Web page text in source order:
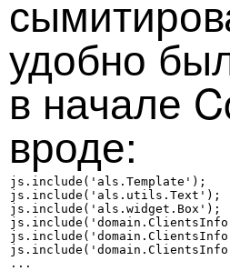
удобно
в начале
вроде:
js.include('als.Template');
js.include('als.utils.Text');
js.include('als.widget.Box');
...